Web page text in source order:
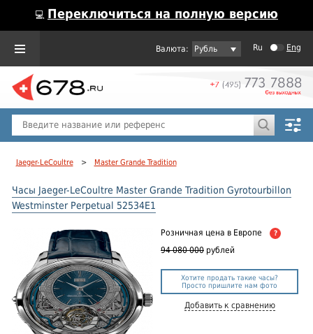
💻 Переключиться на полную версию
Рубль Ru Eng
Jaeger-LeCoultre > Master Grande Tradition
Часы Jaeger-LeCoultre Master Grande Tradition Gyrotourbillon
Westminster Perpetual 52534E1
Розничная цена в Европе ?
94 080 000 рублей
Хотите продать такие часы?
Просто пришлите нам фото
Добавить к сравнению